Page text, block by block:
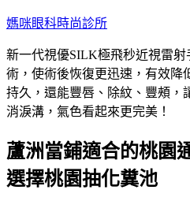
跳
主
要
內
容
媽咪眼科時尚診所
新一代視優SILK極飛秒近視雷
術，使術後恢復更迅速，有效降
持久，還能豐唇、除紋、豐頰，
消淚溝，氣色看起來更完美！
蘆洲當鋪適合的桃園
選擇桃園抽化糞池